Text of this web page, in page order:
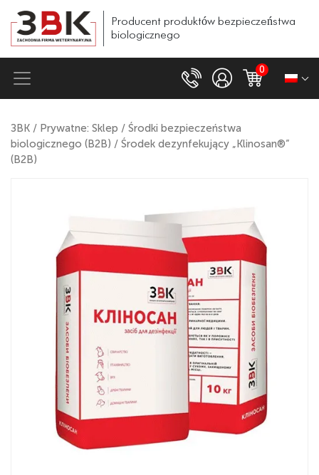
Producent produktów bezpieczeństwa
biologicznego
0
ЗВК / Prywatne: Sklep / Środki bezpieczeństwa
biologicznego (B2B) / Środek dezynfekujący „Klinosan®”
(B2B)